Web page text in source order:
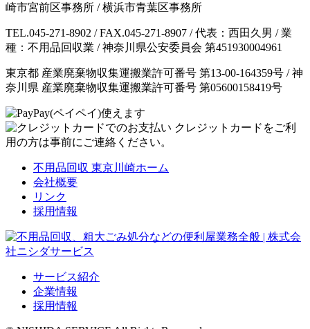
崎市宮前区事務所 / 横浜市青葉区事務所
TEL.045-271-8902 / FAX.045-271-8907 / 代表：西田久男 / 業
種：不用品回収業 / 神奈川県公安委員会 第451930004961
東京都 産業廃棄物収集運搬業許可番号 第13-00-164359号 / 神
奈川県 産業廃棄物収集運搬業許可番号 第05600158419号
クレジットカードをご利
用の方は事前にご連絡ください。
不用品回収 東京川崎ホーム
会社概要
リンク
採用情報
サービス紹介
企業情報
採用情報